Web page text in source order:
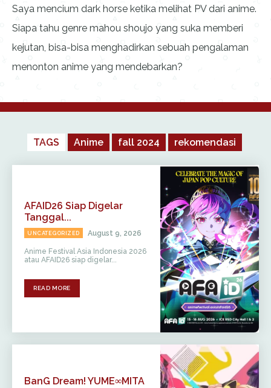
Saya mencium dark horse ketika melihat PV dari anime.
Siapa tahu genre mahou shoujo yang suka memberi
kejutan, bisa-bisa menghadirkan sebuah pengalaman
menonton anime yang mendebarkan?
TAGS Anime fall 2024 rekomendasi
AFAID26 Siap Digelar
Tanggal...
UNCATEGORIZED August 9, 2026
Anime Festival Asia Indonesia 2026
atau AFAID26 siap digelar...
READ MORE
BanG Dream! YUME∞MITA